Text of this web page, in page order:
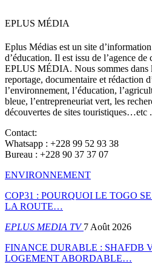
EPLUS MÉDIA
Eplus Médias est un site
d’éducation. Il est issu de l’agence
EPLUS MÉDIA. Nous sommes dans
reportage, documentaire et rédaction
l’environnement, l’éducation,
bleue, l’entrepreneuriat vert, les
découvertes de sites touristiques…etc .
Contact:
Whatsapp : +228 99 52 93 38
Bureau : +228 90 37 37 07
ENVIRONNEMENT
COP31 : POURQUOI LE TOGO
LA ROUTE…
EPLUS MEDIA TV7 Août 2026
FINANCE DURABLE : SHAFDB
LOGEMENT ABORDABLE…